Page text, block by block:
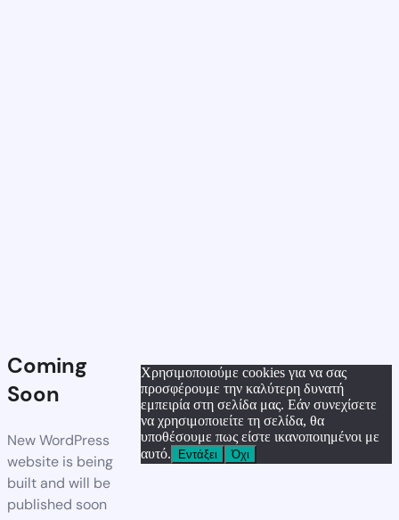
Coming
Soon
New WordPress
website is being
built and will be
published soon
Χρησιμοποιούμε cookies για να σας
προσφέρουμε την καλύτερη δυνατή
εμπειρία στη σελίδα μας. Εάν συνεχίσετε
να χρησιμοποιείτε τη σελίδα, θα
υποθέσουμε πως είστε ικανοποιημένοι με
αυτό.
Εντάξει Όχι